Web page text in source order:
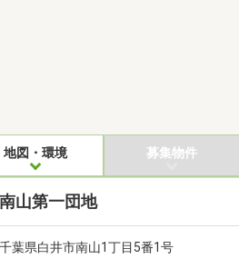
地図・環境 募集物件
南山第一団地
千葉県白井市南山1丁目5番1号